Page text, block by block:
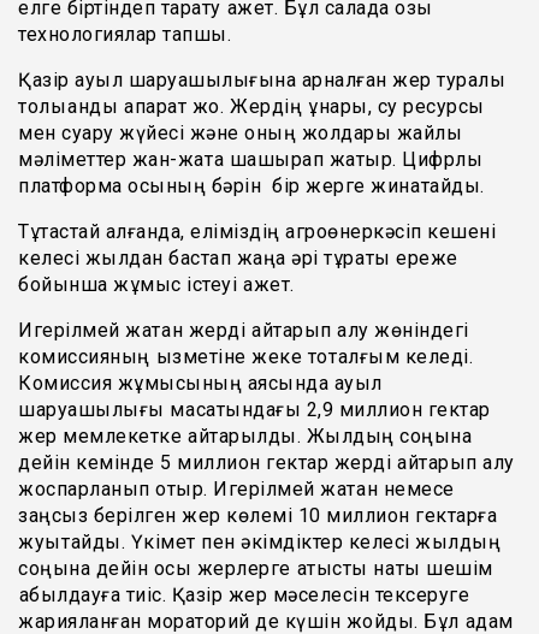
елге біртіндеп тарату қажет. Бұл салада озық
технологиялар тапшы.
Қазір ауыл шаруашылығына арналған жер туралы
толыққанды ақпарат жоқ. Жердің құнары, су ресурсы
мен суару жүйесі және оның жолдары жайлы
мәліметтер жан-жақта шашырап жатыр. Цифрлық
платформа осының бәрін бір жерге жинақтайды.
Тұтастай алғанда, еліміздің агроөнеркәсіп кешені
келесі жылдан бастап жаңа әрі тұрақты ереже
бойынша жұмыс істеуі қажет.
Игерілмей жатқан жерді қайтарып алу жөніндегі
комиссияның қызметіне жеке тоқталғым келеді.
Комиссия жұмысының аясында ауыл
шаруашылығы мақсатындағы 2,9 миллион гектар
жер мемлекетке қайтарылды. Жылдың соңына
дейін кемінде 5 миллион гектар жерді қайтарып алу
жоспарланып отыр. Игерілмей жатқан немесе
заңсыз берілген жер көлемі 10 миллион гектарға
жуықтайды. Үкімет пен әкімдіктер келесі жылдың
соңына дейін осы жерлерге қатысты нақты шешім
қабылдауға тиіс. Қазір жер мәселесін тексеруге
жарияланған мораторий де күшін жойды. Бұл қадам